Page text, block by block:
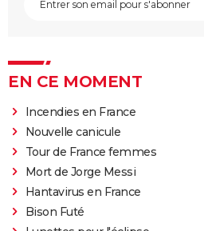
EN CE MOMENT
Incendies en France
Nouvelle canicule
Tour de France femmes
Mort de Jorge Messi
Hantavirus en France
Bison Futé